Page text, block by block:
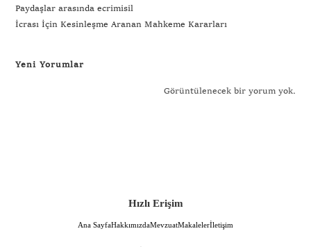
Paydaşlar arasında ecrimisil
İcrası İçin Kesinleşme Aranan Mahkeme Kararları
Yeni Yorumlar
Görüntülenecek bir yorum yok.
Hızlı Erişim
Ana SayfaHakkımızdaMevzuatMakalelerİletişim